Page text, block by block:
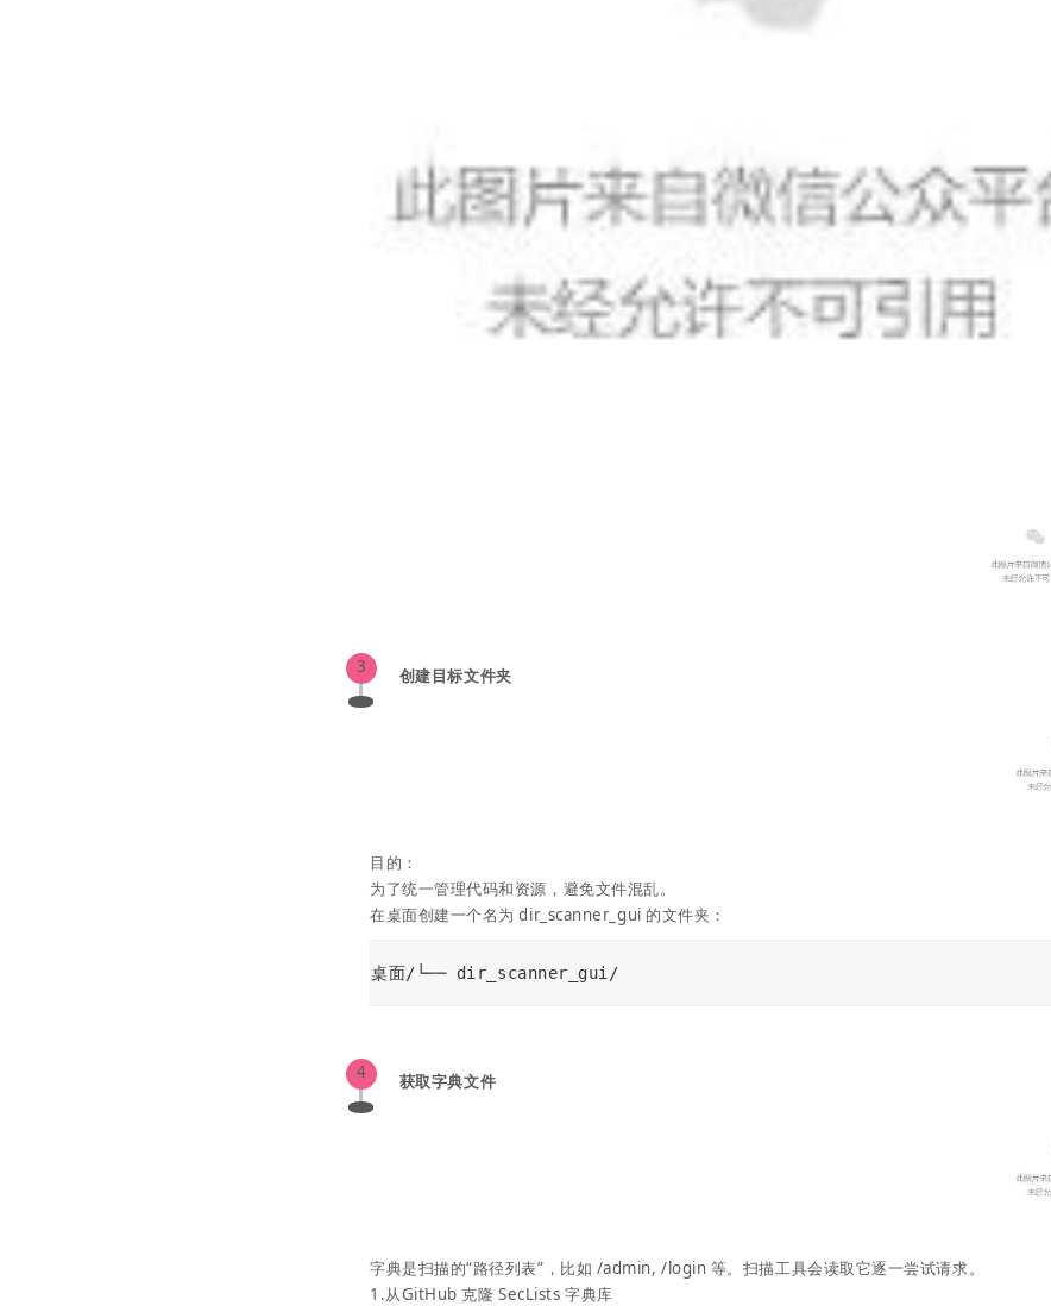
3 创建目标文件夹
目的：
为了统一管理代码和资源，避免文件混乱。
在桌面创建一个名为 dir_scanner_gui 的文件夹：
桌面/└── dir_scanner_gui/
4 获取字典文件
字典是扫描的“路径列表”，比如 /admin, /login 等。扫描工具会读取它逐一尝试请求。
1.从GitHub 克隆 SecLists 字典库